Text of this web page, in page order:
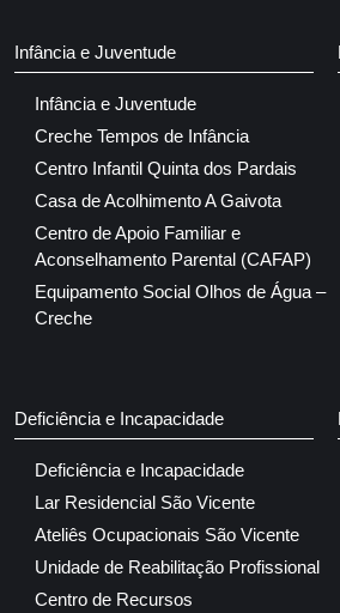
Infância e Juventude
Infância e Juventude
Creche Tempos de Infância
Centro Infantil Quinta dos Pardais
Casa de Acolhimento A Gaivota
Centro de Apoio Familiar e
Aconselhamento Parental (CAFAP)
Equipamento Social Olhos de Água –
Creche
Deficiência e Incapacidade
Deficiência e Incapacidade
Lar Residencial São Vicente
Ateliês Ocupacionais São Vicente
Unidade de Reabilitação Profissional
Centro de Recursos